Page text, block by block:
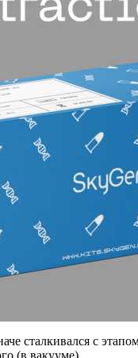
сталкивался с
(в вакууме).